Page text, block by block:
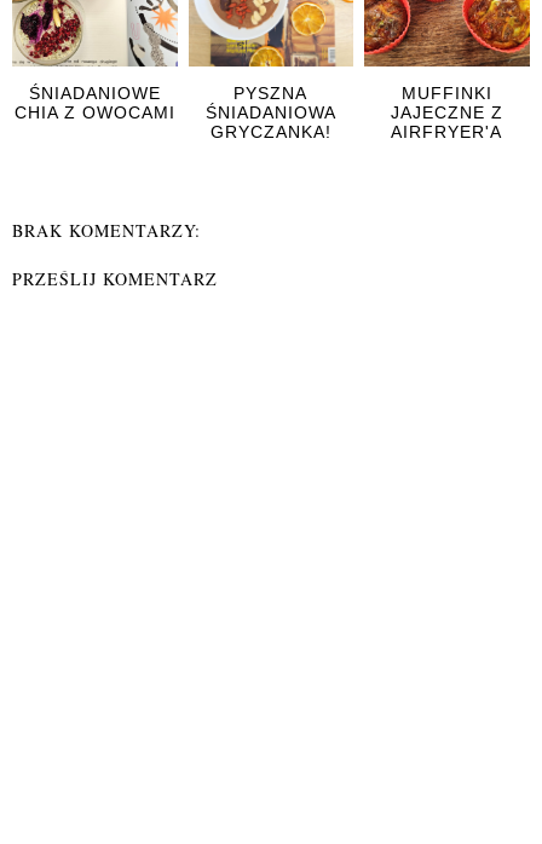
ŚNIADANIOWE
CHIA Z OWOCAMI
PYSZNA
ŚNIADANIOWA
GRYCZANKA!
MUFFINKI
JAJECZNE Z
AIRFRYER'A
BRAK KOMENTARZY:
PRZEŚLIJ KOMENTARZ